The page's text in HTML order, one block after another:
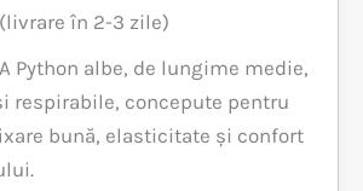
(livrare în 2-3 zile)
Python albe, de lungime medie,
respirabile, concepute pentru
bună, elasticitate și confort